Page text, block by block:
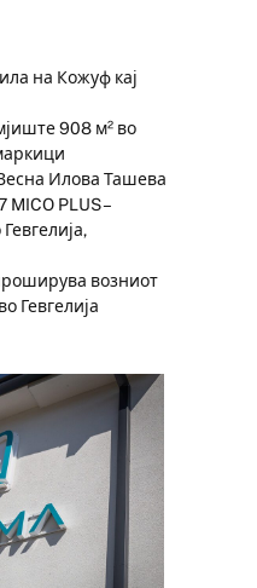
на Кожуф кај
908 м² во
Илова Ташева
PLUS –
возниот
Гевгелија